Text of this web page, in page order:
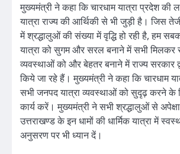
मुख्यमंत्री ने कहा कि चारधाम यात्रा प्रदेश की
यात्रा राज्य की आर्थिकी से भी जुड़ी है। जिस
में श्रद्धालुओं की संख्या में वृद्धि हो रही है, हम
यात्रा को सुगम और सरल बनाने में सभी मिलकर
व्यवस्थाओं को और बेहतर बनाने में राज्य सरकार
किये जा रहे हैं। मुख्यमंत्री ने कहा कि चारधाम
सभी जनपद यात्रा व्यवस्थाओं को सुदृढ़ करने के
कार्य करें। मुख्यमंत्री ने सभी श्रद्धालुओं से
उत्तराखण्ड के इन धामों की धार्मिक यात्रा में
अनुसरण पर भी ध्यान दें।